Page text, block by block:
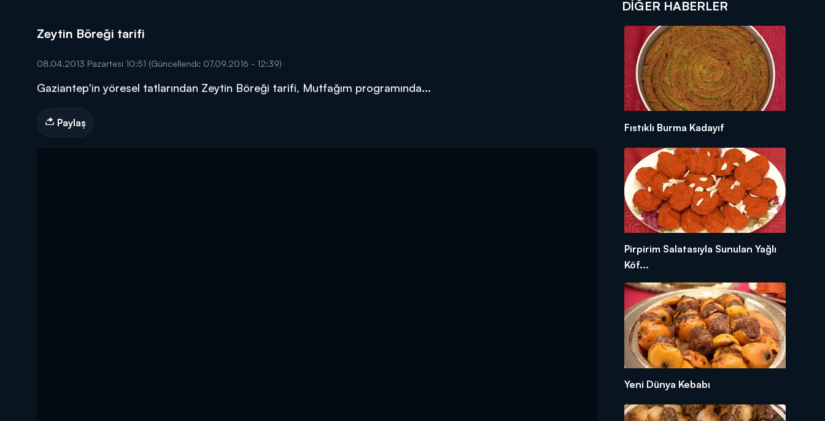
DİĞER SONUÇLAR
Zeytin Böreği tarifi
08.04.2013 Pazartesi 10:51 (Güncellendi: 07.09.2016 - 12:39)
Gaziantep'in yöresel tatlarından Zeytin Böreği tarifi, Mutfağım programında...
Paylaş
DIĞER HABERLER
Fıstıklı Burma Kadayıf
Pirpirim Salatasıyla Sunulan Yağlı
Köf...
Yeni Dünya Kebabı